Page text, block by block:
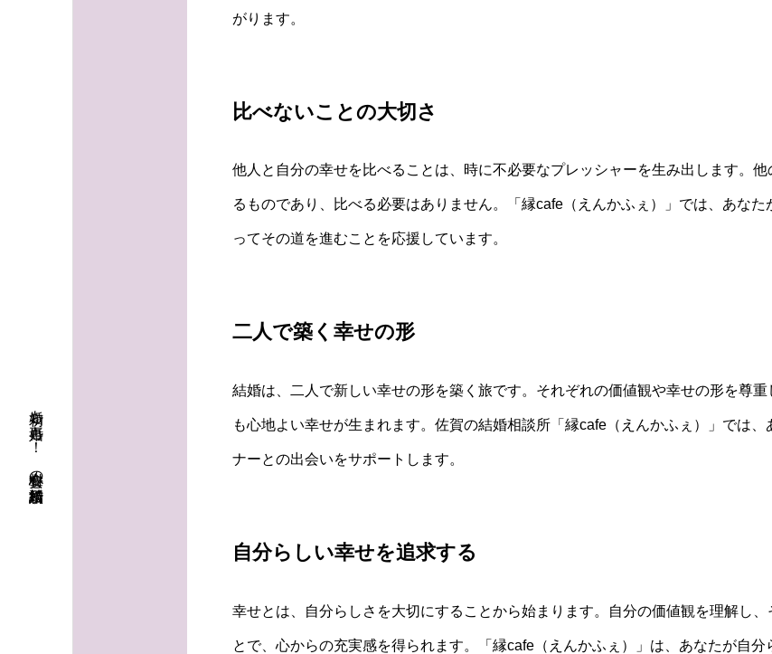
初婚も再婚も！ 安心料金の結婚相談所
がります。
比べないことの大切さ
他人と自分の幸せを比べることは、時に不必要なプレッシャーを生み出します。
るものであり、比べる必要はありません。「縁cafe（えんかふぇ）」では、あな
ってその道を進むことを応援しています。
二人で築く幸せの形
結婚は、二人で新しい幸せの形を築く旅です。それぞれの価値観や幸せの形を尊
も心地よい幸せが生まれます。佐賀の結婚相談所「縁cafe（えんかふぇ）」では、
ナーとの出会いをサポートします。
自分らしい幸せを追求する
幸せとは、自分らしさを大切にすることから始まります。自分の価値観を理解し
とで、心からの充実感を得られます。「縁cafe（えんかふぇ）」は、あなたが自